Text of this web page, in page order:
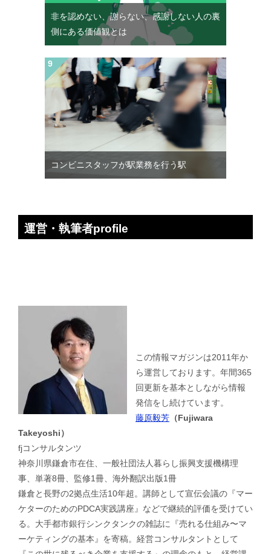
非を認めない、謝らない、感謝しない人の裏
側にある価値観とは
コンビニスタッフが駅業務を行う駅
運営・執筆者profile
この情報マガジンは2011年か
ら運営しております。年間365
回更新を基本としながら情報
発信をし続けています。
藤原毅芳 （Fujiwara
Takeyoshi）
fjコンサルタンツ
神奈川県鎌倉市在住、一般社団法人暮らし振興支援機構理
事、単著8冊、監修1冊、海外翻訳出版1冊
鎌倉と長野の2拠点生活10年超。講師として宣伝会議の『マー
ケターのためのPDCA実践講座』などで継続的評価を受けてい
る。大手都市銀行シンクタンクの雑誌に『売れる仕組み〜マ
ーケティングの基本』を寄稿。経営コンサルタントとして